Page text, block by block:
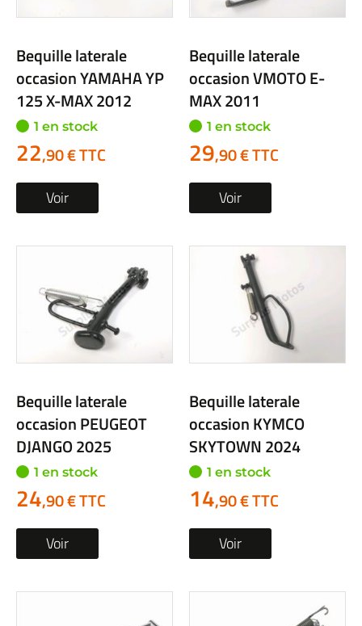
Bequille laterale
occasion YAMAHA YP
125 X-MAX 2012
1 en stock
22,90 € TTC
Voir
Bequille laterale
occasion VMOTO E-
MAX 2011
1 en stock
29,90 € TTC
Voir
Bequille laterale
occasion PEUGEOT
DJANGO 2025
1 en stock
24,90 € TTC
Voir
Bequille laterale
occasion KYMCO
SKYTOWN 2024
1 en stock
14,90 € TTC
Voir